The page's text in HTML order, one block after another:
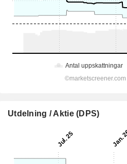
Utdelning / Aktie (DPS)